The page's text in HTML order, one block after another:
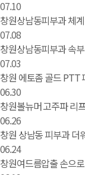
07.10
창원상남동피부과 체
07.08
창원상남동피부과 속
07.03
창원 에토좀 골드 PTT
06.30
창원볼뉴머 고주파 리
06.26
창원 상남동 피부과
06.24
창원여드름압출 손으